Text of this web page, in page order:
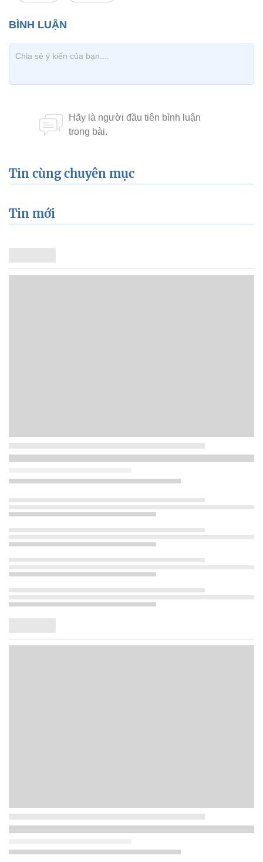
Tin cùng chuyên mục
Tin mới